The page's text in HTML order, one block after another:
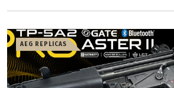
AEG REPLICAS